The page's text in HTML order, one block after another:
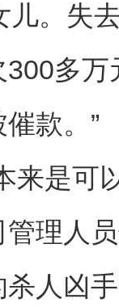
。失
多
款。”
来是可
理人
人凶